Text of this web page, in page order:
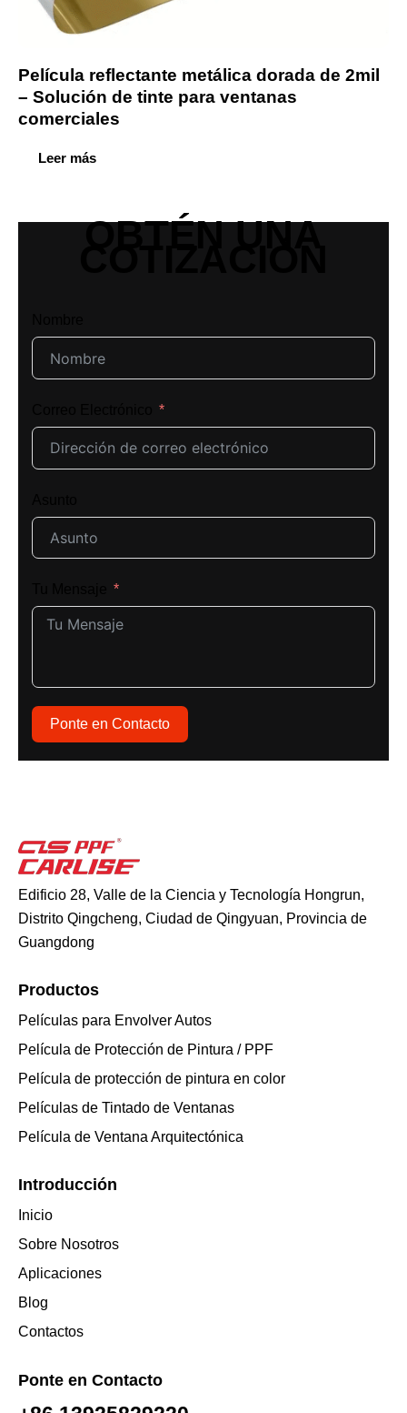
Película reflectante metálica dorada de 2mil
– Solución de tinte para ventanas
comerciales
Leer más
OBTÉN UNA
Ponte en Contacto
Edificio 28, Valle de la Ciencia y Tecnología Hongrun,
Distrito Qingcheng, Ciudad de Qingyuan, Provincia de
Guangdong
Productos
Películas para Envolver Autos
Película de Protección de Pintura / PPF
Película de protección de pintura en color
Películas de Tintado de Ventanas
Película de Ventana Arquitectónica
Introducción
Inicio
Sobre Nosotros
Aplicaciones
Blog
Contactos
Ponte en Contacto